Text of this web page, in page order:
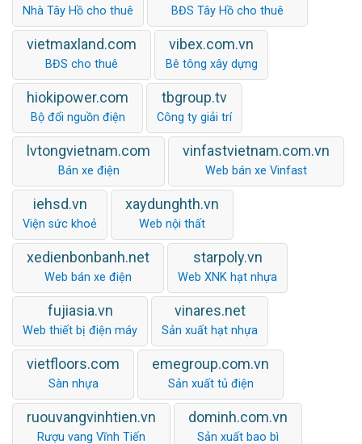
Nhà Tây Hồ cho thuê BĐS Tây Hồ cho thuê
vietmaxland.com
BĐS cho thuê
vibex.com.vn
Bê tông xây dựng
hiokipower.com
Bộ đổi nguồn điện
tbgroup.tv
Công ty giải trí
lvtongvietnam.com
Bán xe điện
vinfastvietnam.com.vn
Web bán xe Vinfast
iehsd.vn
Viện sức khoẻ
xaydunghth.vn
Web nội thất
xedienbonbanh.net
Web bán xe điện
starpoly.vn
Web XNK hạt nhựa
fujiasia.vn
Web thiết bị điện máy
vinares.net
Sản xuất hạt nhựa
vietfloors.com
Sàn nhựa
emegroup.com.vn
Sản xuất tủ điện
ruouvangvinhtien.vn
Rượu vang Vĩnh Tiến
dominh.com.vn
Sản xuất bao bì